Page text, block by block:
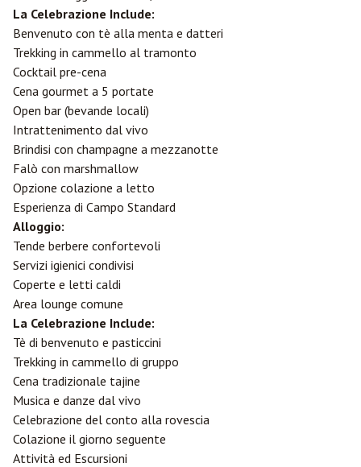
La Celebrazione Include:
Benvenuto con tè alla menta e datteri
Trekking in cammello al tramonto
Cocktail pre-cena
Cena gourmet a 5 portate
Open bar (bevande locali)
Intrattenimento dal vivo
Brindisi con champagne a mezzanotte
Falò con marshmallow
Opzione colazione a letto
Esperienza di Campo Standard
Alloggio:
Tende berbere confortevoli
Servizi igienici condivisi
Coperte e letti caldi
Area lounge comune
La Celebrazione Include:
Tè di benvenuto e pasticcini
Trekking in cammello di gruppo
Cena tradizionale tajine
Musica e danze dal vivo
Celebrazione del conto alla rovescia
Colazione il giorno seguente
Attività ed Escursioni